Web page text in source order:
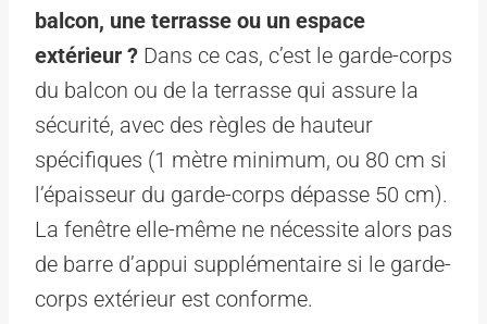
balcon, une terrasse ou un espace
extérieur ? Dans ce cas, c’est le garde-corps
du balcon ou de la terrasse qui assure la
sécurité, avec des règles de hauteur
spécifiques (1 mètre minimum, ou 80 cm si
l’épaisseur du garde-corps dépasse 50 cm).
La fenêtre elle-même ne nécessite alors pas
de barre d’appui supplémentaire si le garde-
corps extérieur est conforme.